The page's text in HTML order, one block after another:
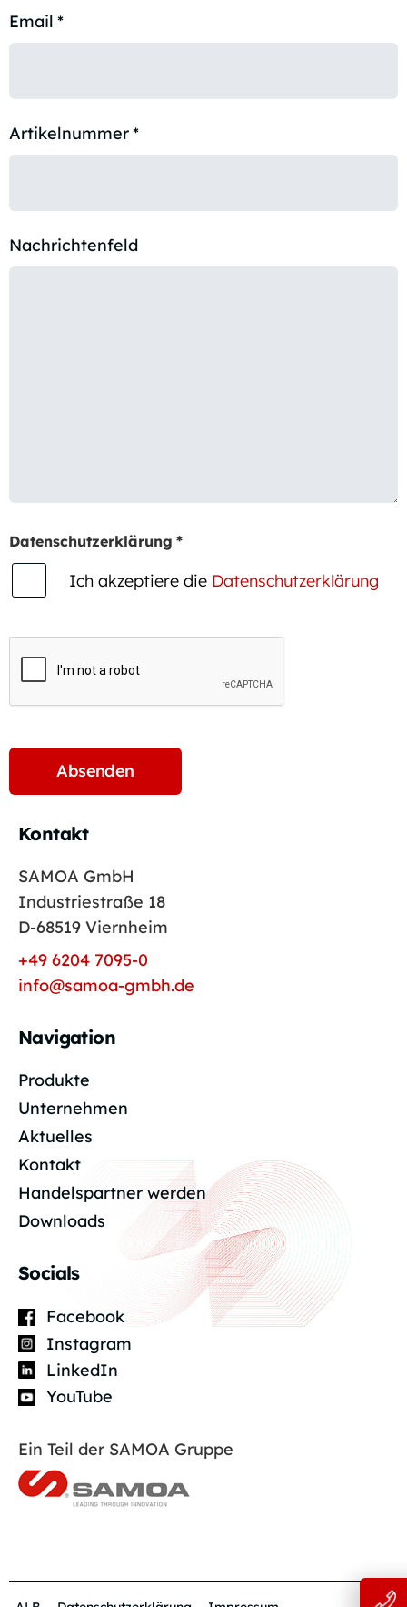
Email *
Artikelnummer*
Nachrichtenfeld
Datenschutzerklärung *
Ich akzeptiere die Datenschutzerklärung
Kontakt
SAMOA GmbH
Industriestraße 18
D-68519 Viernheim
+49 6204 7095-0
info@samoa-gmbh.de
Navigation
Produkte
Unternehmen
Aktuelles
Kontakt
Handelspartner werden
Downloads
Socials
Facebook
Instagram
LinkedIn
YouTube
Ein Teil der SAMOA Gruppe